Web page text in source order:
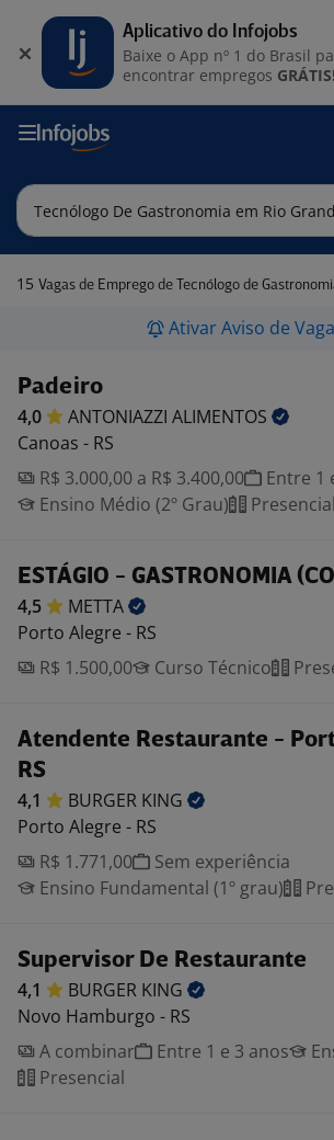
15 Vagas de Emprego de Tecnólogo de Gastronomia em Rio
Ativar Aviso de
Padeiro
4,0 ANTONIAZZI ALIMENTOS
Canoas - RS
R$ 3.000,00 a R$ 3.400,00
Entre 1
Ensino Médio (2º Grau)
Presencial
ESTÁGIO - GASTRONOMIA
4,5
METTA
Porto Alegre - RS
R$ 1.500,00
Curso Técnico
Atendente Restaurante -
RS
4,1 BURGER KING
Porto Alegre - RS
R$ 1.771,00
Sem experiência
Ensino Fundamental (1º grau)
Supervisor De Restaurante
4,1 BURGER KING
Novo Hamburgo - RS
A combinar
Entre 1 e 3 anos
Presencial
Aplicativo do Infojobs
Baixe o App nº 1 do Brasil
encontrar empregos